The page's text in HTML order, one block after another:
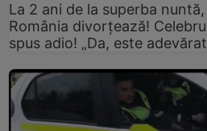
La 2 ani de la superba
România divorțează!
spus adio! „Da, este